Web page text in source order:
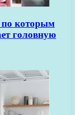
по которым
головную